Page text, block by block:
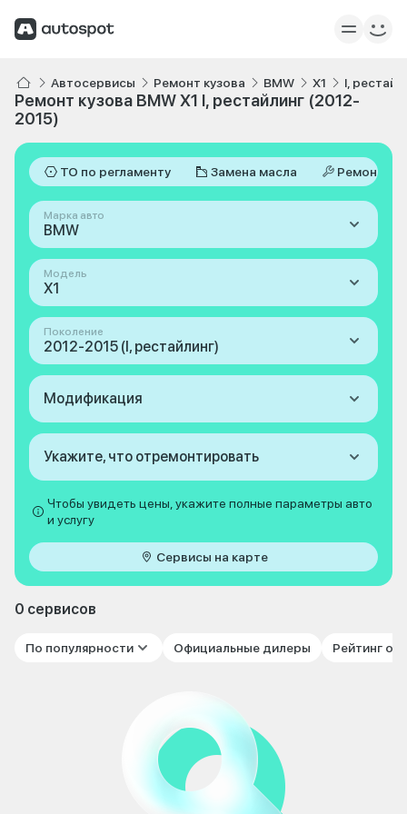
Автосервисы Ремонт кузова BMW X1 I,
Ремонт кузова BMW X1 I, рестайлинг (2012-
2015)
ТО по регламенту Замена масла Ремонт
Марка авто
BMW
Модель
X1
Поколение
2012-2015 (I, рестайлинг)
Модификация
Укажите, что отремонтировать
Чтобы увидеть цены, укажите полные параметры авто
и услугу
Сервисы на карте
0 сервисов
По популярности Официальные дилеры Рейтинг